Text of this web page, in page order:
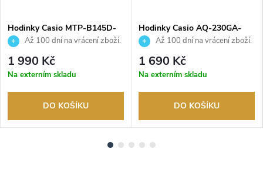
Hodinky Casio MTP-B145D-
4A2VEFAž 100 dní na vrácení zboží.
Autorizovaný prodejce.
1 990 Kč
Na externím skladu
DO KOŠÍKU
Hodinky Casio AQ-230GA-
9DMQYES
Až 100 dní na vrácení zboží.
Autorizovaný prodejce.
1 690 Kč
Na externím skladu
DO KOŠÍKU